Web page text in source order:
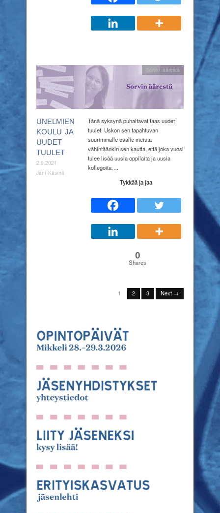
UNELMIEN
KOULU JA
UUDET
TUULET
2.9.2021
Jani Käsmä
Sorvin äärestä
Tänä syksynä puhaltavat taas uudet
tuulet. Uskon sen tapahtuvan
suurimmalle osalle meistä
vähintäänkin sen kautta, että joka vuosi
tulee lisää uusia oppilaita ja uusia
kollegoita….
Tykkää ja jaa
0
Shares
1 2 3 Next →